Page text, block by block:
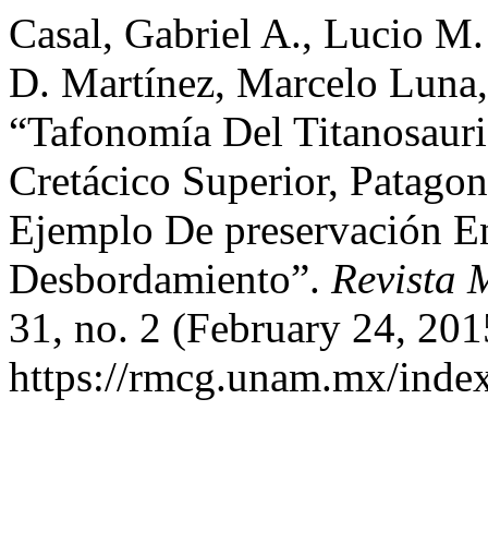
Casal, Gabriel A., Lucio
D. Martínez, Marcelo
“Tafonomía Del
Cretácico Superior,
Ejemplo De preservación
Desbordamiento”. Revista
31, no. 2 (February 24,
https://rmcg.unam.mx/